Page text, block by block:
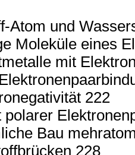
Atom und
Moleküle eines
mit
222
polarer
Bau
228